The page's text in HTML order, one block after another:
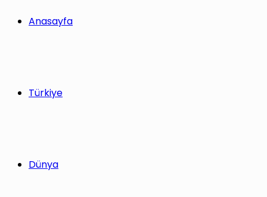
Anasayfa
Türkiye
Dünya